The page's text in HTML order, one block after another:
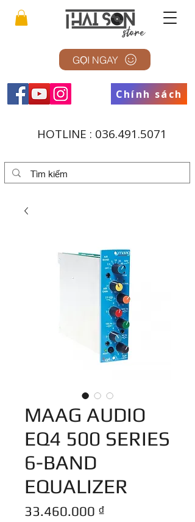
GỌI NGAY
Chính sách
HOTLINE : 036.491.5071
MAAG AUDIO
EQ4 500 SERIES
6-BAND
EQUALIZER
33.460.000 ₫